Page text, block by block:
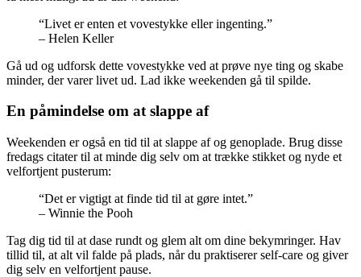
“Livet er enten et vovestykke eller ingenting.”
– Helen Keller
Gå ud og udforsk dette vovestykke ved at prøve nye ting og skabe
minder, der varer livet ud. Lad ikke weekenden gå til spilde.
En påmindelse om at slappe af
Weekenden er også en tid til at slappe af og genoplade. Brug disse
fredags citater til at minde dig selv om at trække stikket og nyde et
velfortjent pusterum:
“Det er vigtigt at finde tid til at gøre intet.”
– Winnie the Pooh
Tag dig tid til at dase rundt og glem alt om dine bekymringer. Hav
tillid til, at alt vil falde på plads, når du praktiserer self-care og giver
dig selv en velfortjent pause.